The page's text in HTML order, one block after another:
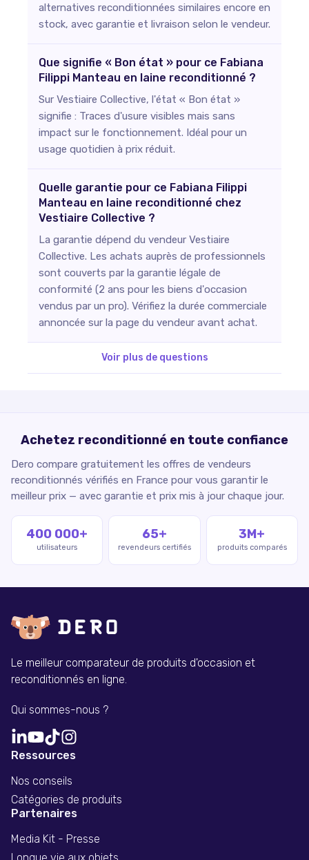
alternatives reconditionnées similaires encore en
stock, avec garantie et livraison selon le vendeur.
Que signifie « Bon état » pour ce Fabiana
Filippi Manteau en laine reconditionné ?
Sur Vestiaire Collective, l'état « Bon état »
signifie : Traces d'usure visibles mais sans
impact sur le fonctionnement. Idéal pour un
usage quotidien à prix réduit.
Quelle garantie pour ce Fabiana Filippi
Manteau en laine reconditionné chez
Vestiaire Collective ?
La garantie dépend du vendeur Vestiaire
Collective. Les achats auprès de professionnels
sont couverts par la garantie légale de
conformité (2 ans pour les biens d'occasion
vendus par un pro). Vérifiez la durée commerciale
annoncée sur la page du vendeur avant achat.
Voir plus de questions
Achetez reconditionné en toute confiance
Dero compare gratuitement les offres de vendeurs
reconditionnés vérifiés en France pour vous garantir le
meilleur prix — avec garantie et prix mis à jour chaque jour.
400 000+
utilisateurs
65+
revendeurs certifiés
3M+
produits comparés
Le meilleur comparateur de produits d'occasion et
reconditionnés en ligne.
Qui sommes-nous ?
Ressources
Nos conseils
Catégories de produits
Partenaires
Media Kit - Presse
Longue vie aux objets